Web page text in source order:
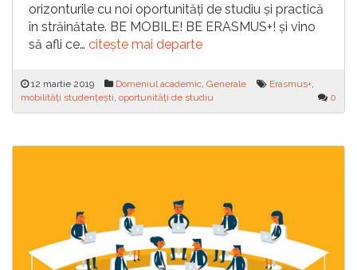
orizonturile cu noi oportunități de studiu și practică
în străinătate. BE MOBILE! BE ERASMUS+! și vino
să afli ce… citește mai departe
12 martie 2019 Domeniul academic Generale Erasmus+
mobilități studențești oportunități de studiu 0